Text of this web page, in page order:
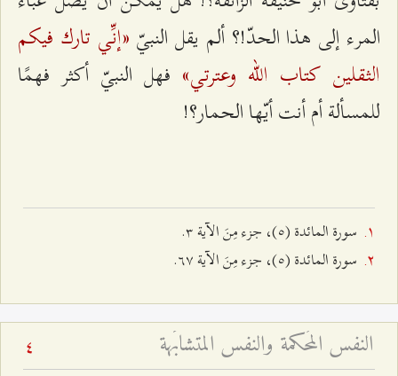
المرء إلى هذا الحدّ!؟ ألم يقل النبيّ «إنِّي تارك فيكم
الثقلين كتاب الله وعترتي» فهل النبيّ أكثر فهمًا
للمسألة أم أنت أيّها الحمار؟!
سورة المائدة (٥)، جزء مِنَ الآية ٣.
سورة المائدة (٥)، جزء مِنَ الآية ٦۷.
النفس المُحكمة والنفس المتشابَهة 4